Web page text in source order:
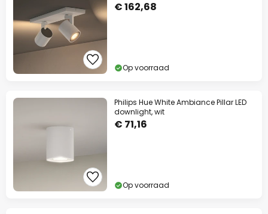
€ 162,68
Op voorraad
Philips Hue White Ambiance Pillar LED
downlight, wit
€ 71,16
Op voorraad